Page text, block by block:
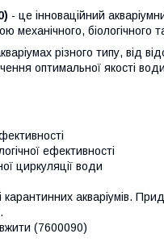
- це інноваційний
біологічного
різного типу, від
оптимальної якості
ефективності
циркуляції води
акваріумів.
(7600090)